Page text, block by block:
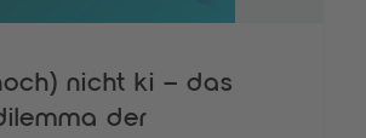
nicht ki – das
der